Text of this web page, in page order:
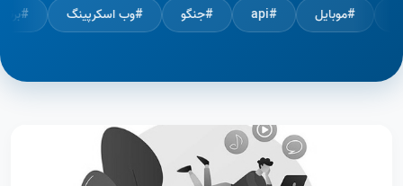
#وب اسکرپینگ #جنگو #api #موبایل